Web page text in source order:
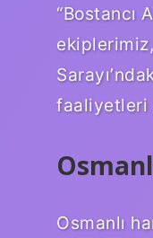
“Bostancı
ekiplerimiz,
faaliyetleri
Osmanlı